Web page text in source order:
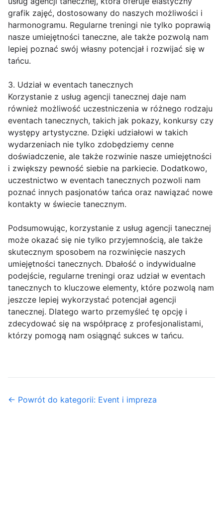
grafik zajęć, dostosowany do naszych możliwości i
harmonogramu. Regularne treningi nie tylko poprawią
nasze umiejętności taneczne, ale także pozwolą nam
lepiej poznać swój własny potencjał i rozwijać się w
tańcu.
3. Udział w eventach tanecznych
Korzystanie z usług agencji tanecznej daje nam
również możliwość uczestniczenia w różnego rodzaju
eventach tanecznych, takich jak pokazy, konkursy czy
występy artystyczne. Dzięki udziałowi w takich
wydarzeniach nie tylko zdobędziemy cenne
doświadczenie, ale także rozwinie nasze umiejętności
i zwiększy pewność siebie na parkiecie. Dodatkowo,
uczestnictwo w eventach tanecznych pozwoli nam
poznać innych pasjonatów tańca oraz nawiązać nowe
kontakty w świecie tanecznym.
Podsumowując, korzystanie z usług agencji tanecznej
może okazać się nie tylko przyjemnością, ale także
skutecznym sposobem na rozwinięcie naszych
umiejętności tanecznych. Dbałość o indywidualne
podejście, regularne treningi oraz udział w eventach
tanecznych to kluczowe elementy, które pozwolą nam
jeszcze lepiej wykorzystać potencjał agencji
tanecznej. Dlatego warto przemyśleć tę opcję i
zdecydować się na współpracę z profesjonalistami,
którzy pomogą nam osiągnąć sukces w tańcu.
← Powrót do kategorii: Event i impreza